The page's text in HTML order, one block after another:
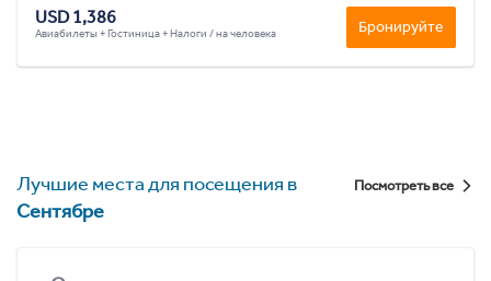
USD 1,386
Авиабилеты + Гостиница + Налоги / на человека Бронируйте
Лучшие места для посещения в
Сентябре
Посмотреть все